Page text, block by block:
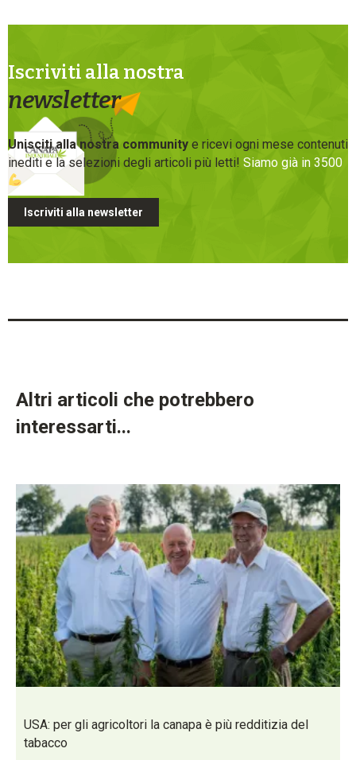
Iscriviti alla nostra
newsletter
Unisciti alla nostra community e ricevi ogni mese contenuti
inediti e la selezioni degli articoli più letti! Siamo già in 3500
Iscriviti alla newsletter
Altri articoli che potrebbero
interessarti...
USA: per gli agricoltori la canapa è più redditizia del
tabacco